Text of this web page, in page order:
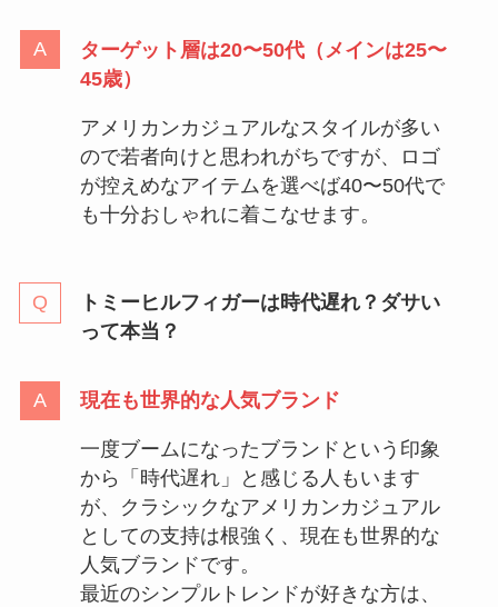
ターゲット層は20〜50代（メインは25〜
45歳）
アメリカンカジュアルなスタイルが多い
ので若者向けと思われがちですが、ロゴ
が控えめなアイテムを選べば40〜50代で
も十分おしゃれに着こなせます。
トミーヒルフィガーは時代遅れ？ダサい
って本当？
現在も世界的な人気ブランド
一度ブームになったブランドという印象
から「時代遅れ」と感じる人もいます
が、クラシックなアメリカンカジュアル
としての支持は根強く、現在も世界的な
人気ブランドです。
最近のシンプルトレンドが好きな方は、